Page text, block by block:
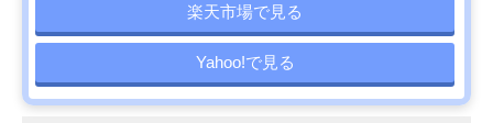
楽天市場で見る
Yahoo!で見る